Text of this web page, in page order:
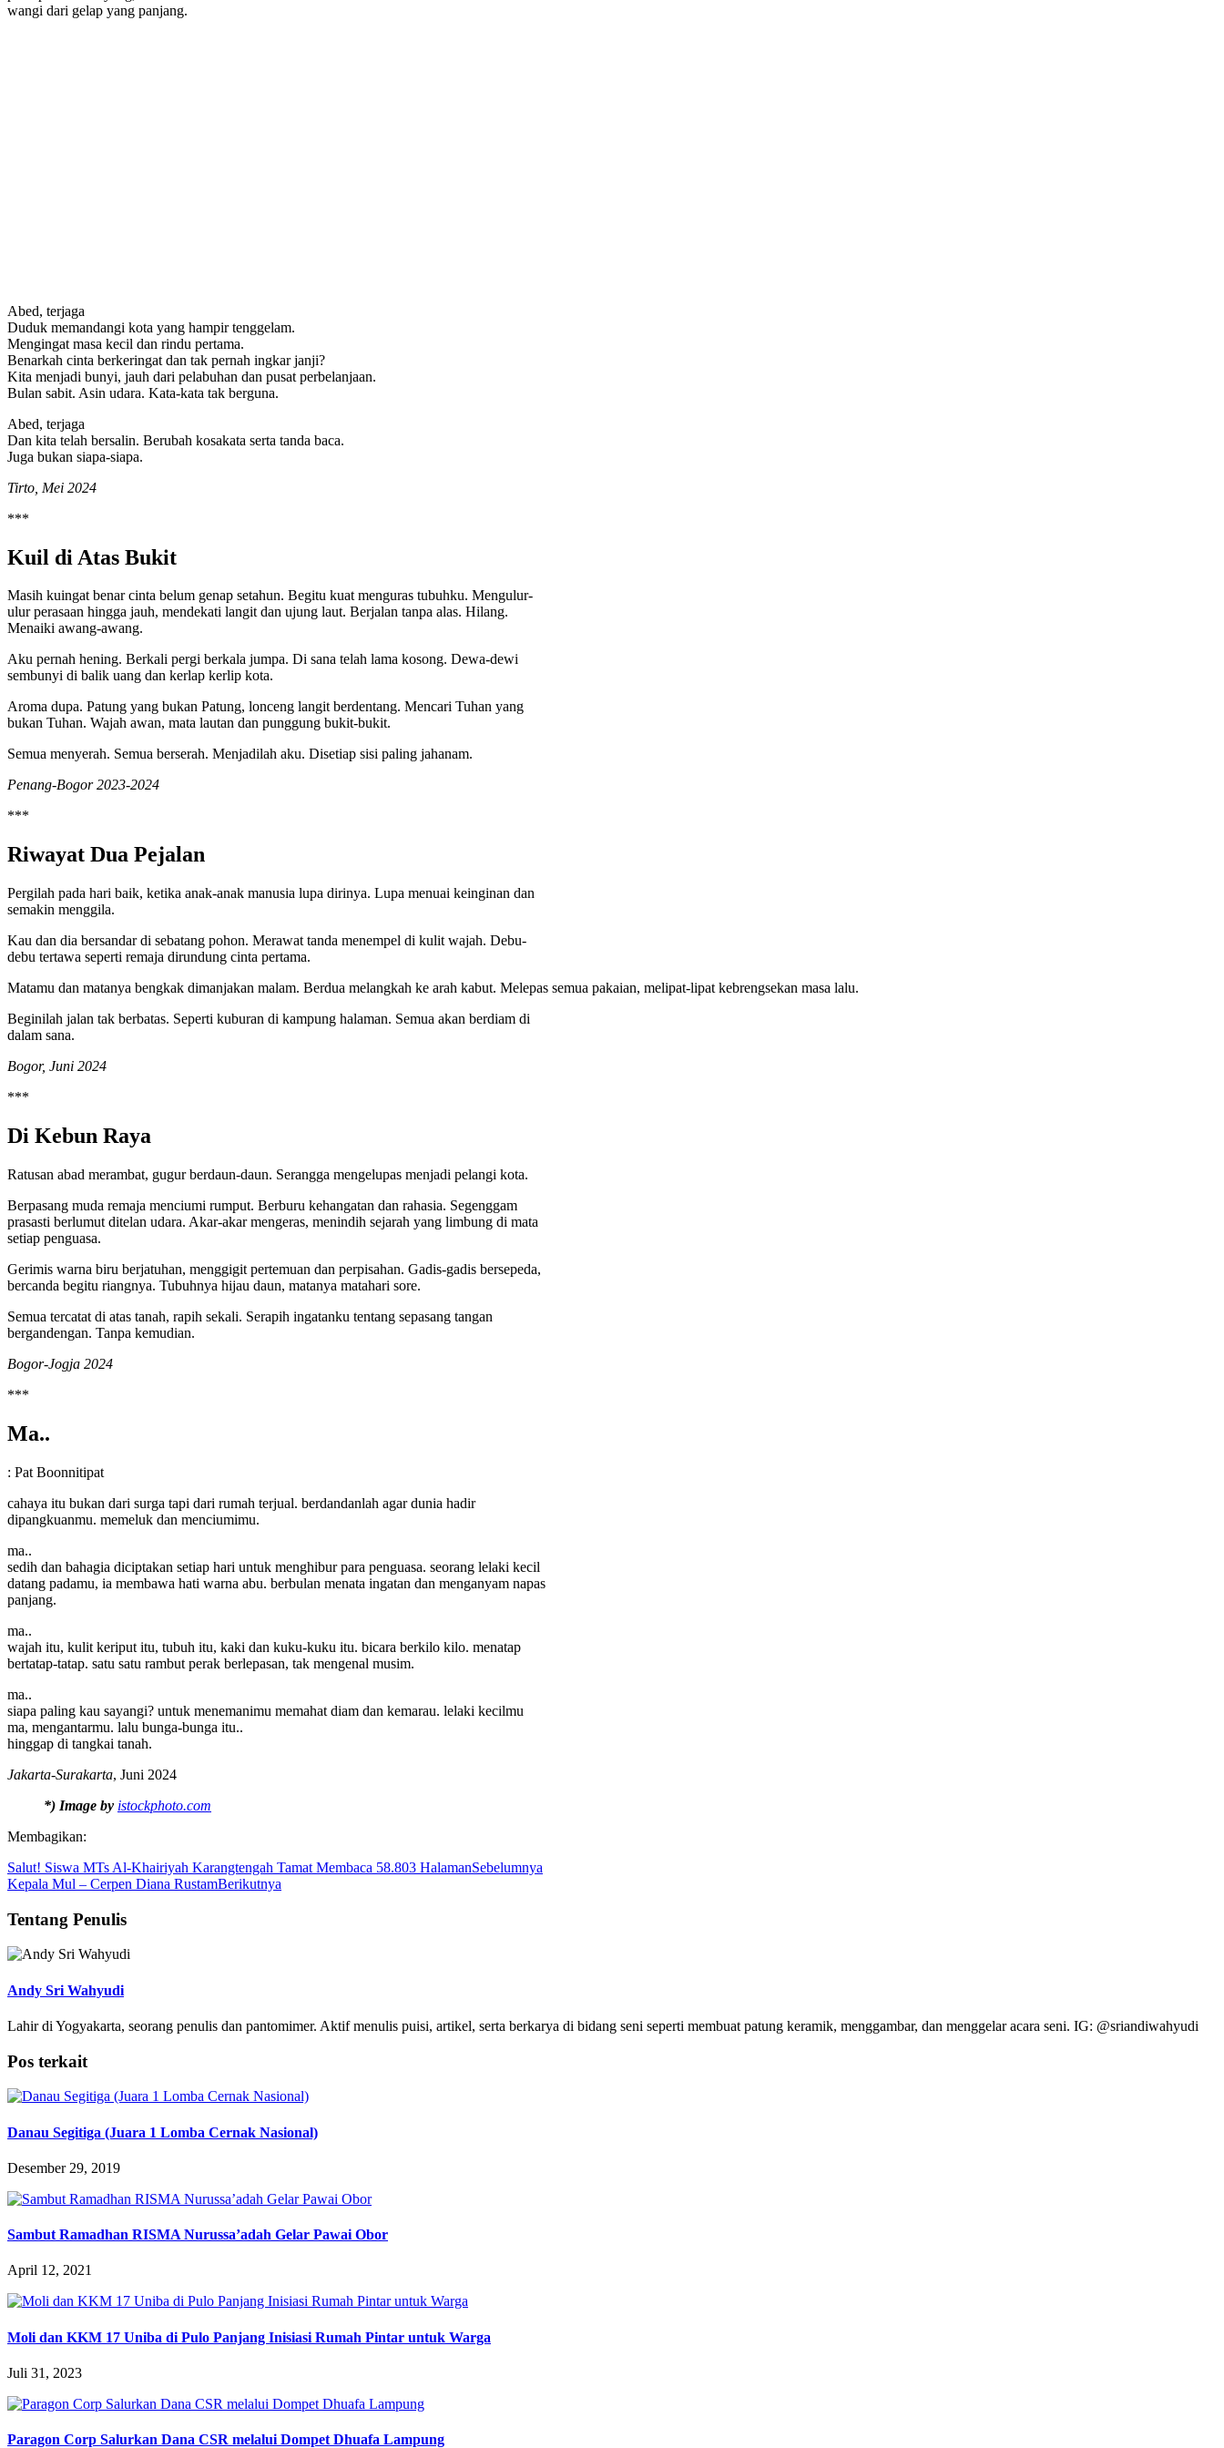
wangi dari gelap yang panjang.
Abed, terjaga
Duduk memandangi kota yang hampir tenggelam.
Mengingat masa kecil dan rindu pertama.
Benarkah cinta berkeringat dan tak pernah ingkar janji?
Kita menjadi bunyi, jauh dari pelabuhan dan pusat perbelanjaan.
Bulan sabit. Asin udara. Kata-kata tak berguna.
Abed, terjaga
Dan kita telah bersalin. Berubah kosakata serta tanda baca.
Juga bukan siapa-siapa.
Tirto, Mei 2024
***
Kuil di Atas Bukit
Masih kuingat benar cinta belum genap setahun. Begitu kuat menguras tubuhku. Mengulur-
ulur perasaan hingga jauh, mendekati langit dan ujung laut. Berjalan tanpa alas. Hilang.
Menaiki awang-awang.
Aku pernah hening. Berkali pergi berkala jumpa. Di sana telah lama kosong. Dewa-dewi
sembunyi di balik uang dan kerlap kerlip kota.
Aroma dupa. Patung yang bukan Patung, lonceng langit berdentang. Mencari Tuhan yang
bukan Tuhan. Wajah awan, mata lautan dan punggung bukit-bukit.
Semua menyerah. Semua berserah. Menjadilah aku. Disetiap sisi paling jahanam.
Penang-Bogor 2023-2024
***
Riwayat Dua Pejalan
Pergilah pada hari baik, ketika anak-anak manusia lupa dirinya. Lupa menuai keinginan dan
semakin menggila.
Kau dan dia bersandar di sebatang pohon. Merawat tanda menempel di kulit wajah. Debu-
debu tertawa seperti remaja dirundung cinta pertama.
Matamu dan matanya bengkak dimanjakan malam. Berdua melangkah ke arah kabut. Melepas semua pakaian, melipat-lipat kebrengsekan masa lalu.
Beginilah jalan tak berbatas. Seperti kuburan di kampung halaman. Semua akan berdiam di
dalam sana.
Bogor, Juni 2024
***
Di Kebun Raya
Ratusan abad merambat, gugur berdaun-daun. Serangga mengelupas menjadi pelangi kota.
Berpasang muda remaja menciumi rumput. Berburu kehangatan dan rahasia. Segenggam
prasasti berlumut ditelan udara. Akar-akar mengeras, menindih sejarah yang limbung di mata
setiap penguasa.
Gerimis warna biru berjatuhan, menggigit pertemuan dan perpisahan. Gadis-gadis bersepeda,
bercanda begitu riangnya. Tubuhnya hijau daun, matanya matahari sore.
Semua tercatat di atas tanah, rapih sekali. Serapih ingatanku tentang sepasang tangan
bergandengan. Tanpa kemudian.
Bogor-Jogja 2024
***
Ma..
: Pat Boonnitipat
cahaya itu bukan dari surga tapi dari rumah terjual. berdandanlah agar dunia hadir
dipangkuanmu. memeluk dan menciumimu.
ma..
sedih dan bahagia diciptakan setiap hari untuk menghibur para penguasa. seorang lelaki kecil
datang padamu, ia membawa hati warna abu. berbulan menata ingatan dan menganyam napas
panjang.
ma..
wajah itu, kulit keriput itu, tubuh itu, kaki dan kuku-kuku itu. bicara berkilo kilo. menatap
bertatap-tatap. satu satu rambut perak berlepasan, tak mengenal musim.
ma..
siapa paling kau sayangi? untuk menemanimu memahat diam dan kemarau. lelaki kecilmu
ma, mengantarmu. lalu bunga-bunga itu..
hinggap di tangkai tanah.
Jakarta-Surakarta, Juni 2024
*) Image by istockphoto.com
Membagikan:
Salut! Siswa MTs Al-Khairiyah Karangtengah Tamat Membaca 58.803 HalamanSebelumnya
Kepala Mul – Cerpen Diana RustamBerikutnya
Tentang Penulis
Andy Sri Wahyudi
Lahir di Yogyakarta, seorang penulis dan pantomimer. Aktif menulis puisi, artikel, serta berkarya di bidang seni seperti membuat patung keramik, menggambar, dan menggelar acara seni. IG: @sriandiwahyudi
Pos terkait
Danau Segitiga (Juara 1 Lomba Cernak Nasional)
Desember 29, 2019
Sambut Ramadhan RISMA Nurussa’adah Gelar Pawai Obor
April 12, 2021
Moli dan KKM 17 Uniba di Pulo Panjang Inisiasi Rumah Pintar untuk Warga
Juli 31, 2023
Paragon Corp Salurkan Dana CSR melalui Dompet Dhuafa Lampung